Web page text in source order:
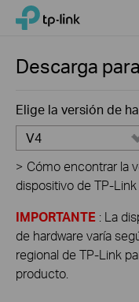
Click
navigation
TP-Link, Reliably Smart
Descarga para
Elige la versión de
V4
> Cómo encontrar la
dispositivo de TP-Link
IMPORTANTE : La
de hardware varía
regional de TP-Link
producto.